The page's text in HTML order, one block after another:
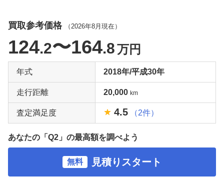
買取参考価格 （ 2026年8月 現在）
124.2〜164.8万円
年式 2018年/平成30年
走行距離 20,000 km
査定満足度 4.5 （2件）
あなたの「Q2」の最高額を調べよう
無料 見積りスタート